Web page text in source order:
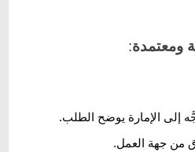
ومعتمدة:
الإمارة يوضح الطلب.
من جهة العمل.